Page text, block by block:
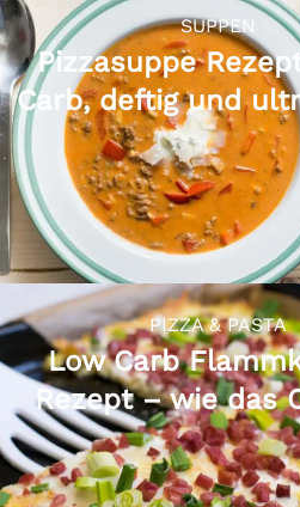
SUPPEN
Pizzasuppe
Carb, deftig und
PIZZA & PASTA
Low Carb
Rezept – wie das